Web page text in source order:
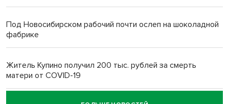
Под Новосибирском рабочий почти ослеп на шоколадной
фабрике
Житель Купино получил 200 тыс. рублей за смерть
матери от COVID-19